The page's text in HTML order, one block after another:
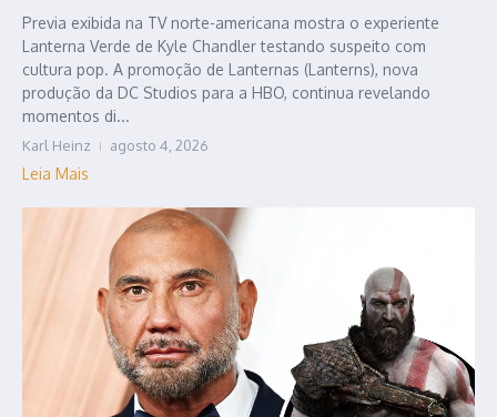
Previa exibida na TV norte-americana mostra o experiente
Lanterna Verde de Kyle Chandler testando suspeito com
cultura pop. A promoção de Lanternas (Lanterns), nova
produção da DC Studios para a HBO, continua revelando
momentos di...
Karl Heinz agosto 4, 2026
Leia Mais